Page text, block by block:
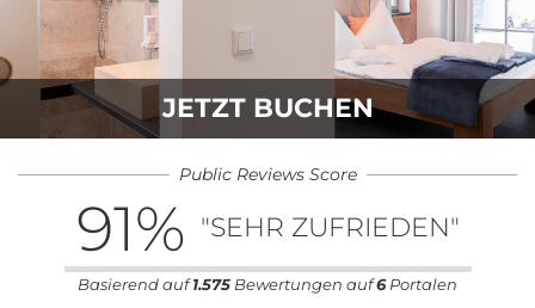
JETZT BUCHEN
Public Reviews Score
91% "SEHR ZUFRIEDEN"
Basierend auf1.575 Bewertungen auf6Portalen